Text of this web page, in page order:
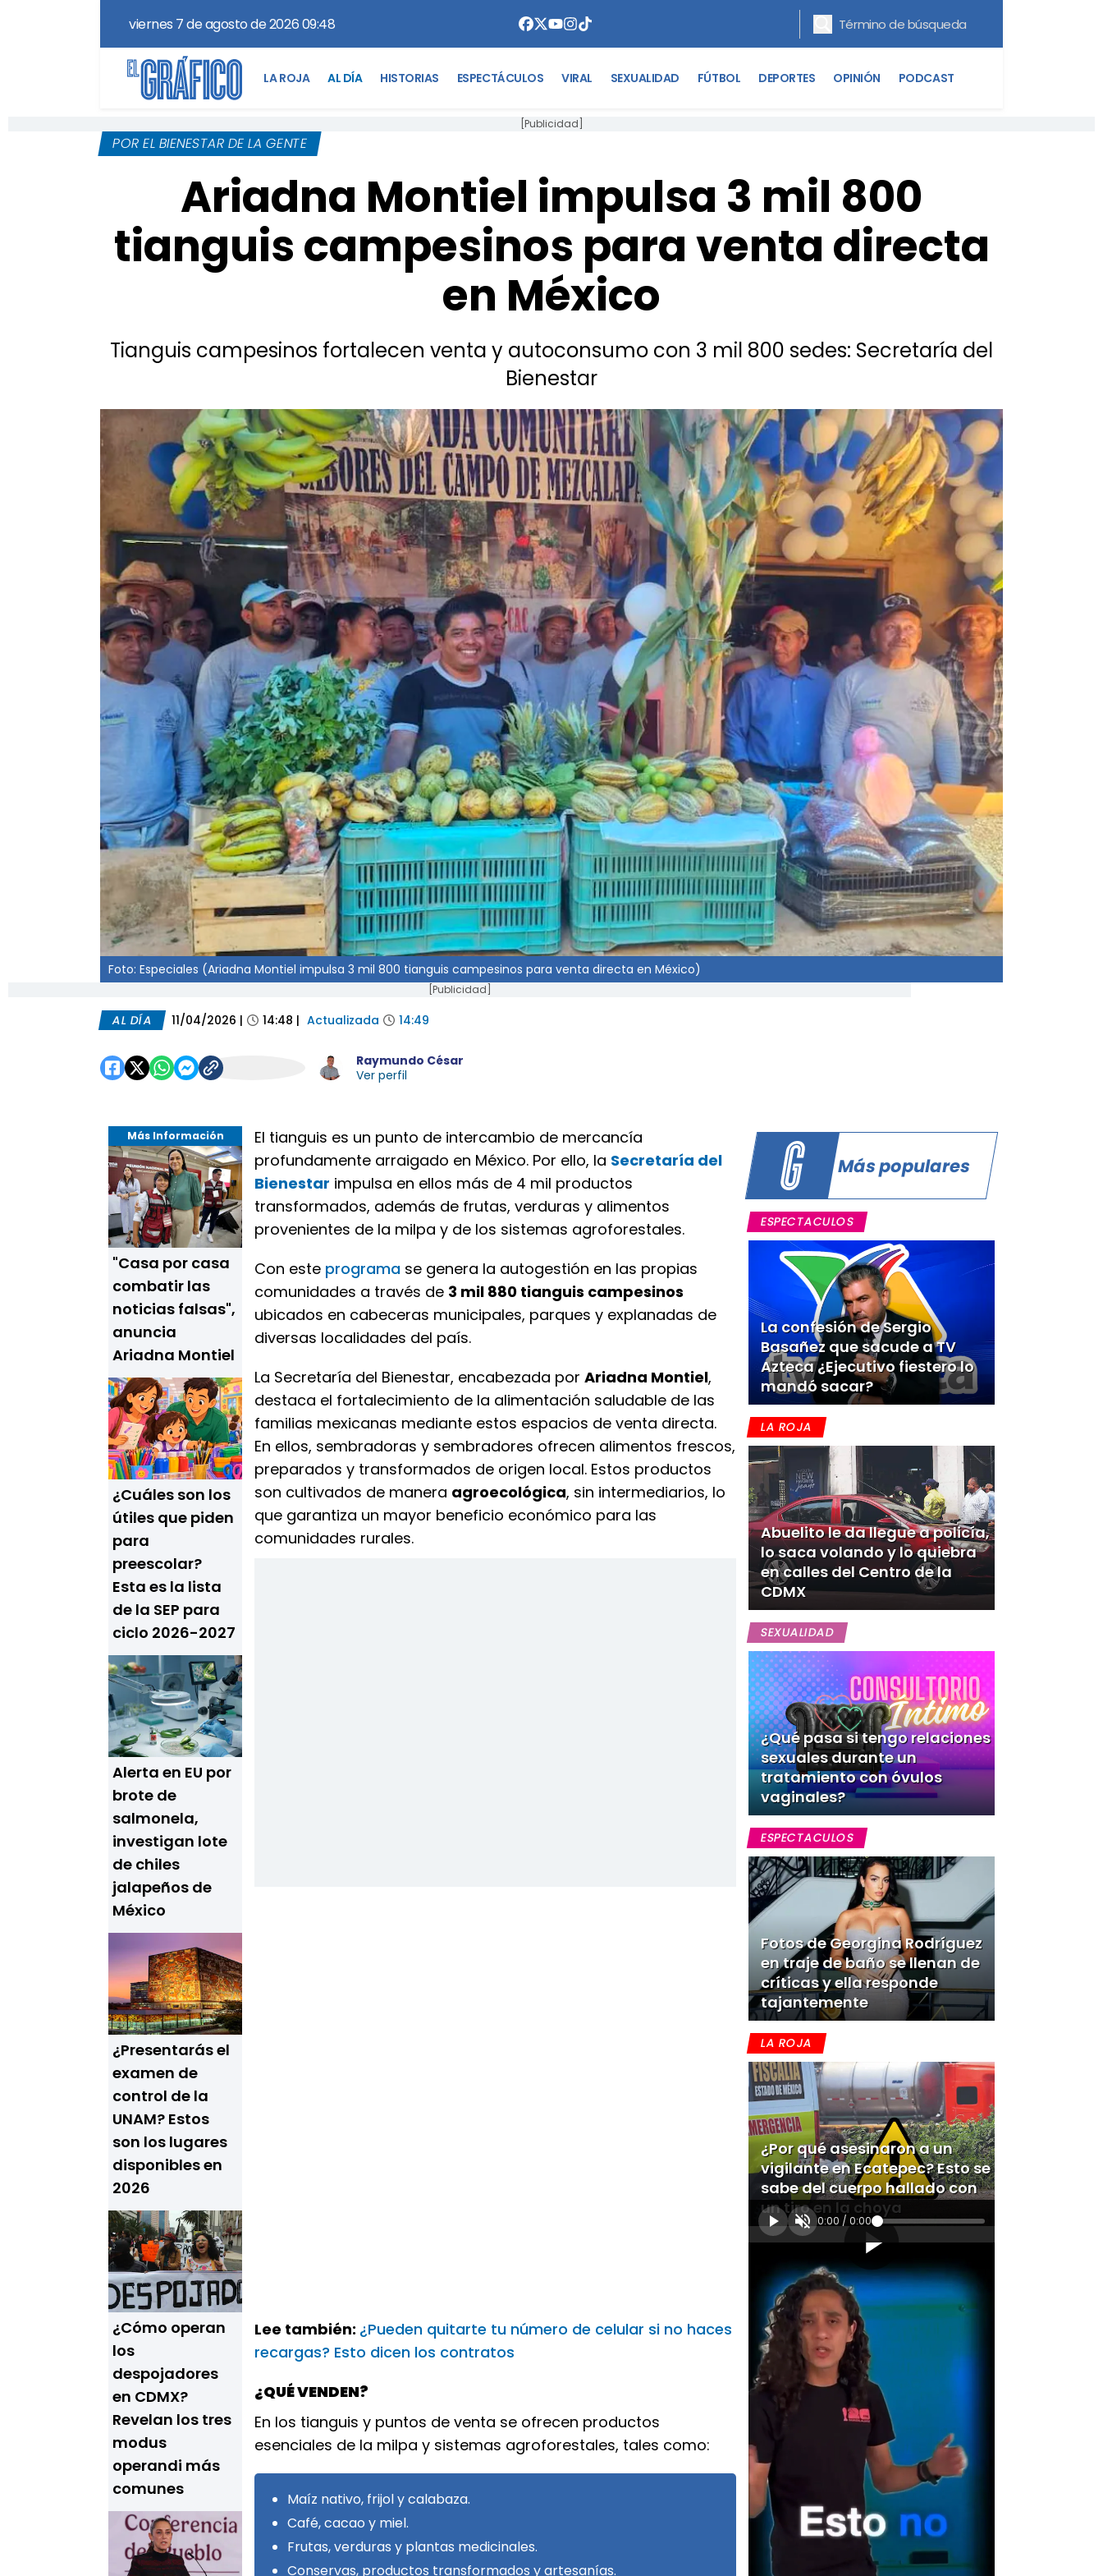
viernes 7 de agosto de 2026 09:48
LA ROJA AL DÍA HISTORIAS ESPECTÁCULOS VIRAL SEXUALIDAD FÚTBOL DEPORTES OPINIÓN PODCAST
[Publicidad]
POR EL BIENESTAR DE LA GENTE
Ariadna Montiel impulsa 3 mil 800
tianguis campesinos para venta directa
en México
Tianguis campesinos fortalecen venta y autoconsumo con 3 mil 800 sedes: Secretaría del
Bienestar
Foto: Especiales (Ariadna Montiel impulsa 3 mil 800 tianguis campesinos para venta directa en México)
[Publicidad]
AL DÍA 11/04/2026 | 14:48 | Actualizada 14:49
Raymundo César
Ver perfil
Más Información
"Casa por casa
combatir las
noticias falsas",
anuncia
Ariadna Montiel
¿Cuáles son los
útiles que piden
para
preescolar?
Esta es la lista
de la SEP para
ciclo 2026-2027
Alerta en EU por
brote de
salmonela,
investigan lote
de chiles
jalapeños de
México
¿Presentarás el
examen de
control de la
UNAM? Estos
son los lugares
disponibles en
2026
¿Cómo operan
los
despojadores
en CDMX?
Revelan los tres
modus
operandi más
comunes
El tianguis es un punto de intercambio de mercancía
profundamente arraigado en México. Por ello, la Secretaría del
Bienestar impulsa en ellos más de 4 mil productos
transformados, además de frutas, verduras y alimentos
provenientes de la milpa y de los sistemas agroforestales.
Con este programa se genera la autogestión en las propias
comunidades a través de 3 mil 880 tianguis campesinos
ubicados en cabeceras municipales, parques y explanadas de
diversas localidades del país.
La Secretaría del Bienestar, encabezada por Ariadna Montiel,
destaca el fortalecimiento de la alimentación saludable de las
familias mexicanas mediante estos espacios de venta directa.
En ellos, sembradoras y sembradores ofrecen alimentos frescos,
preparados y transformados de origen local. Estos productos
son cultivados de manera agroecológica, sin intermediarios, lo
que garantiza un mayor beneficio económico para las
comunidades rurales.
Lee también: ¿Pueden quitarte tu número de celular si no haces
recargas? Esto dicen los contratos
¿QUÉ VENDEN?
En los tianguis y puntos de venta se ofrecen productos
esenciales de la milpa y sistemas agroforestales, tales como:
Maíz nativo, frijol y calabaza.
Café, cacao y miel.
Frutas, verduras y plantas medicinales.
Conservas, productos transformados y artesanías.
Más populares
ESPECTACULOS
La confesión de Sergio
Basañez que sacude a TV
Azteca ¿Ejecutivo fiestero lo
mandó sacar?
LA ROJA
Abuelito le da llegue a policía,
lo saca volando y lo quiebra
en calles del Centro de la
CDMX
SEXUALIDAD
¿Qué pasa si tengo relaciones
sexuales durante un
tratamiento con óvulos
vaginales?
ESPECTACULOS
Fotos de Georgina Rodríguez
en traje de baño se llenan de
críticas y ella responde
tajantemente
LA ROJA
¿Por qué asesinaron a un
vigilante en Ecatepec? Esto se
sabe del cuerpo hallado con
un tiro en la choya
0:00 / 0:00
[Publicidad]